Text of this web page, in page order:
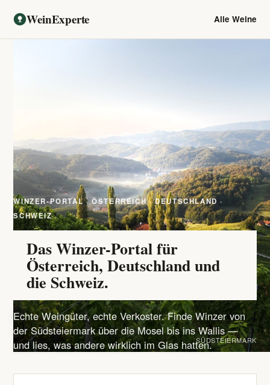
WeinExperte Alle Weine
WINZER-PORTAL · ÖSTERREICH · DEUTSCHLAND ·
SCHWEIZ
Das Winzer-Portal für
Österreich, Deutschland und
die Schweiz.
Echte Weingüter, echte Verkoster. Finde Winzer von
der Südsteiermark über die Mosel bis ins Wallis —
und lies, was andere wirklich im Glas hatten.SÜDSTEIERMARK